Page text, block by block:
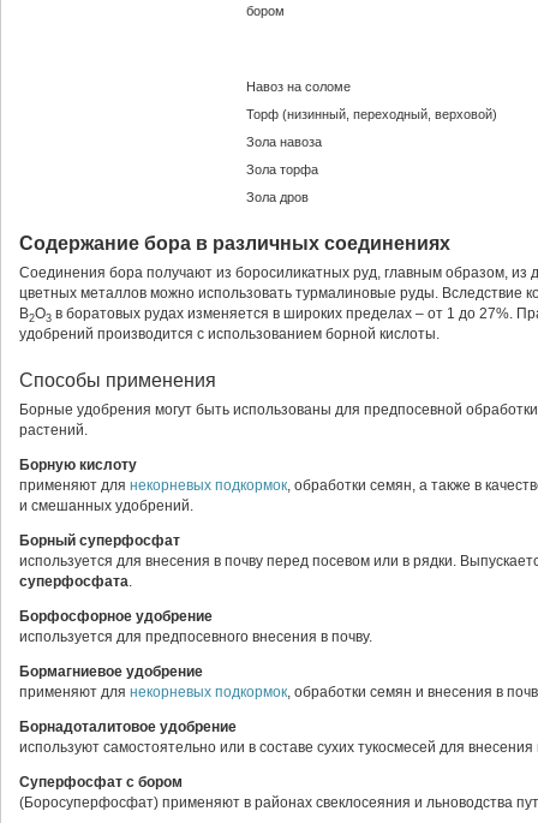
бором
Навоз на соломе
Торф (низинный, переходный, верховой)
Зола навоза
Зола торфа
Зола дров
Содержание бора в различных соединениях
Соединения бора получают из боросиликатных руд, главным образом, из
цветных металлов можно использовать турмалиновые руды. Вследствие
B2O3 в боратовых рудах изменяется в широких пределах – от 1 до 27%.
удобрений производится с использованием борной кислоты.
Способы применения
Борные удобрения могут быть использованы для предпосевной
растений.
Борную кислоту
применяют для некорневых подкормок, обработки семян, а также в
и смешанных удобрений.
Борный суперфосфат
используется для внесения в почву перед посевом или в рядки.
суперфосфата.
Борфосфорное удобрение
используется для предпосевного внесения в почву.
Бормагниевое удобрение
применяют для некорневых подкормок, обработки семян и внесения в
Борнадоталитовое удобрение
используют самостоятельно или в составе сухих тукосмесей для внесения
Суперфосфат с бором
(Боросуперфосфат) применяют в районах свеклосеяния и льноводства